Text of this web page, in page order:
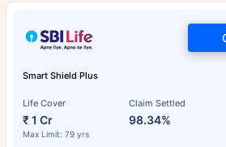
Smart Shield Plus
Life Cover
₹ 1 Cr
Max Limit: 79 yrs
Claim Settled
98.34%